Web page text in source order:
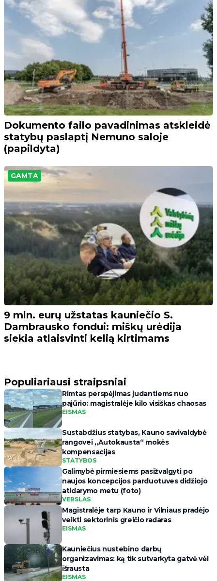
Dokumento failo pavadinimas atskleidė
statybų paslaptį Nemuno saloje
(papildyta)
GAMTA
9 mln. eurų užstatas kauniečio S.
Dambrausko fondui: miškų urėdija
siekia atlaisvinti kelią kirtimams
Populiariausi straipsniai
Rimtas perspėjimas judantiems nuo
pajūrio: magistralėje kilo visiškas chaosas
EISMAS
Sustabdžius statybas, Kauno savivaldybė
rangovei „Autokausta“ mokės
kompensacijas
STATYBOS
Galimybė pirmiesiems pasižvalgyti po
naujos koncepcijos parduotuves didžiojo
atidarymo metu (foto)
VERSLAS
Magistralėje tarp Kauno ir Vilniaus pradėjo
veikti sektorinis greičio radaras
EISMAS
Kauniečius nustebino darbų
organizavimas: ką tik sutvarkyta gatvė vėl
išrausta
EISMAS